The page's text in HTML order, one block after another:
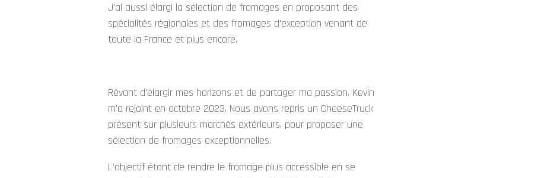
J'ai aussi élargi la sélection de fromages en proposant des
spécialités régionales et des fromages d'exception venant de
toute la France et plus encore.
Rêvant d'élargir mes horizons et de partager ma passion, Kevin
m'a rejoint en octobre 2023. Nous avons repris un CheeseTruck
présent sur plusieurs marchés extérieurs, pour proposer une
sélection de fromages exceptionnelles.
L'objectif étant de rendre le fromage plus accessible en se